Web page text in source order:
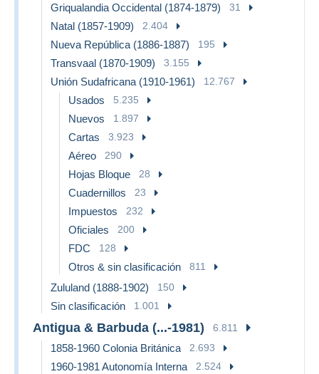
Griqualandia Occidental (1874-1879) 31
Natal (1857-1909) 2.404
Nueva República (1886-1887) 195
Transvaal (1870-1909) 3.155
Unión Sudafricana (1910-1961) 12.767
Usados 5.235
Nuevos 1.897
Cartas 3.923
Aéreo 290
Hojas Bloque 28
Cuadernillos 23
Impuestos 232
Oficiales 200
FDC 128
Otros & sin clasificación 811
Zululand (1888-1902) 150
Sin clasificación 1.001
Antigua & Barbuda (...-1981) 6.811
1858-1960 Colonia Británica 2.693
1960-1981 Autonomía Interna 2.524